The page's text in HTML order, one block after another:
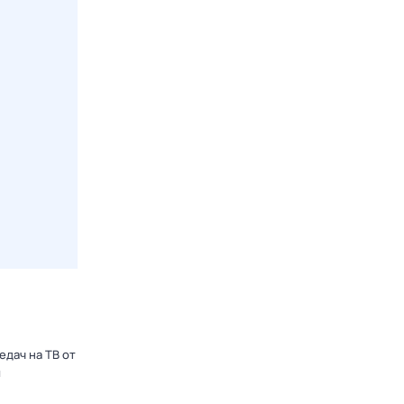
на ТВ от